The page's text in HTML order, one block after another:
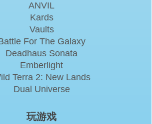
ANVIL
Kards
Vaults
For The Galaxy
Deadhaus Sonata
Emberlight
Terra 2: New Lands
Dual Universe
玩游戏